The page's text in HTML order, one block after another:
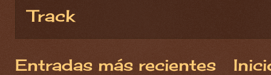
Track
Entradas más recientes